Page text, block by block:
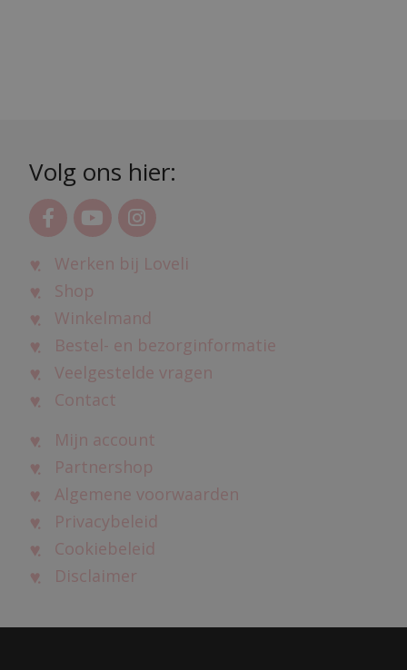
Volg ons hier:
Werken bij Loveli
Shop
Winkelmand
Bestel- en bezorginformatie
Veelgestelde vragen
Contact
Mijn account
Partnershop
Algemene voorwaarden
Privacybeleid
Cookiebeleid
Disclaimer